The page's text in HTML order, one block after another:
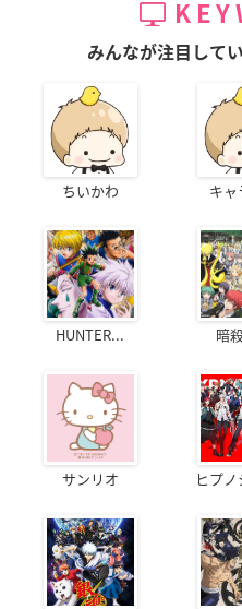
みんなが注目して
ちいかわ キャ
HUNTER... 暗
サンリオ ヒプ